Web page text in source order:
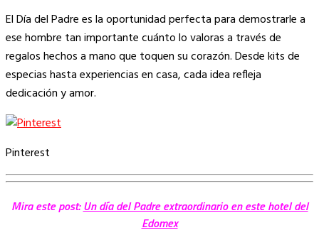
El Día del Padre es la oportunidad perfecta para demostrarle a
ese hombre tan importante cuánto lo valoras a través de
regalos hechos a mano que toquen su corazón. Desde kits de
especias hasta experiencias en casa, cada idea refleja
dedicación y amor.
Pinterest
Mira este post:Un día del Padre extraordinario en este hotel del
Edomex